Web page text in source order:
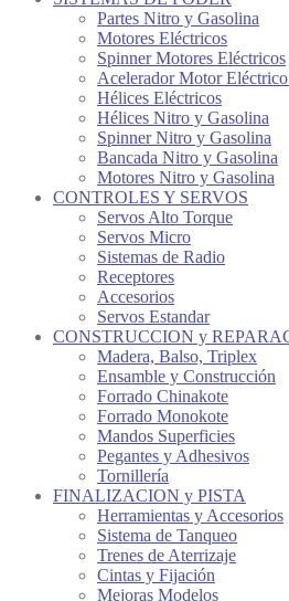
Partes Nitro y Gasolina
Motores Eléctricos
Spinner Motores Eléctricos
Acelerador Motor
Hélices Eléctricos
Hélices Nitro y Gasolina
Spinner Nitro y Gasolina
Bancada Nitro y Gasolina
Motores Nitro y Gasolina
CONTROLES Y SERVOS
Servos Alto Torque
Servos Micro
Sistemas de Radio
Receptores
Accesorios
Servos Estandar
CONSTRUCCION y
Madera, Balso, Triplex
Ensamble y Construcción
Forrado Chinakote
Forrado Monokote
Mandos Superficies
Pegantes y Adhesivos
Tornillería
FINALIZACION y PISTA
Herramientas y Accesorios
Sistema de Tanqueo
Trenes de Aterrizaje
Cintas y Fijación
Mejoras Modelos